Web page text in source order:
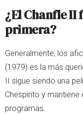
¿El Chanfle II
primera?
Generalmente, los
(1979) es la más
II sigue siendo una
Chespirito y
programas.